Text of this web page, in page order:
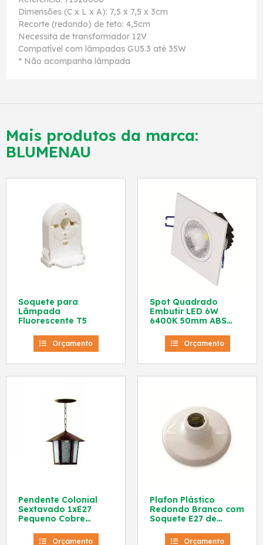
Dimensões (C x L x A): 7,5 x 7,5 x 3cm
Recorte (redondo) de teto: 4,5cm
Necessita de transformador 12V
Compatível com lâmpadas GU5.3 até 35W
* Não acompanha lâmpada
Mais produtos da marca:
BLUMENAU
Soquete para
Lâmpada
Fluorescente T5
Orçamento
Spot Quadrado
Embutir LED 6W
6400K 50mm ABS
BlumenauOrçamento
Pendente Colonial
Sextavado 1xE27
Pequeno Cobre
Orçamento
Plafon Plástico
Redondo Branco com
Soquete E27 de
BlumenauOrçamento